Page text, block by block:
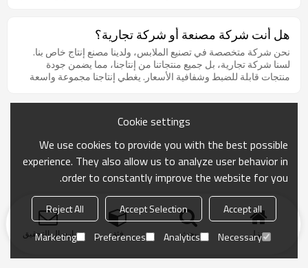
مجانية لضمان أن يعكس كل منتج من منتجاتك سمات علامتك التجارية
ومفاهيمها بدقة.
هل أنت شركة مصنعة أو شركة تجارية؟
نحن شركة متخصصة في تصنيع الملابس، ولدينا مصنع إنتاج خاص بنا.
لسنا شركة تجارية، بل جميع منتجاتنا من إنتاجنا، مما يضمن جودة
منتجات قابلة للضبط وشفافية الأسعار. يغطي إنتاجنا مجموعة واسعة
الرياضية، والسترات الصوفية، والسترات الصوفية المحبوكة، وغيرها.
عالية الجودة ومصممة خصيصًا لتلبية احتياجات جميع العملاء.
منزل بحث فئة ارسال التحقيق
Cookie settings
We use cookies to provide you with the best possible
experience. They also allow us to analyze user behavior in
order to constantly improve the website for you.
Accept all
Accept Selection
Reject All
Necessary
Analytics
Preferences
Marketing